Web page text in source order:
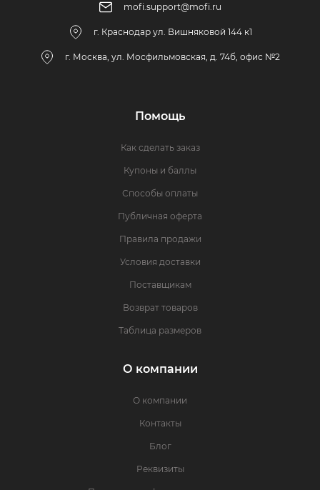
mofi.support@mofi.ru
г. Краснодар ул. Вишняковой 144 к1
г. Москва, ул. Мосфильмовская, д. 74б, офис №2
Помощь
Как сделать заказ
Купоны и баллы
Способы оплаты
Публичная оферта
Правила продажи
Условия доставки
Поставщикам
Возврат товаров
Таблица размеров
О компании
О компании
Контакты
Блог
Реквизиты